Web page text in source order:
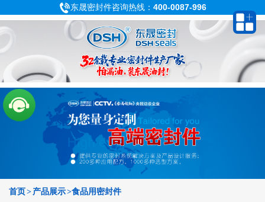
东晟密封件咨询热线： 400-0087-996
首页> 产品展示>食品用密封件